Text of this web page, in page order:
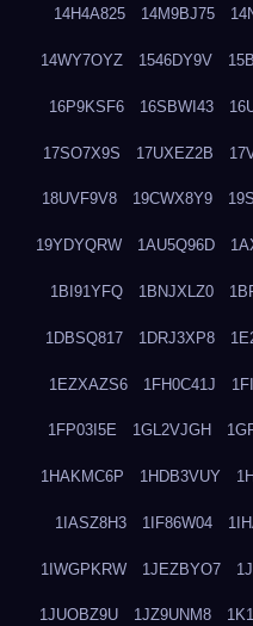
14H4A825 14M9BJ75
14WY7OYZ 1546DY9V
16P9KSF6 16SBWI43
17SO7X9S 17UXEZ2B
18UVF9V8 19CWX8Y9
19YDYQRW 1AU5Q96D
1BI91YFQ 1BNJXLZ0
1DBSQ817 1DRJ3XP8
1EZXAZS6 1FH0C41J
1FP03I5E 1GL2VJGH
1HAKMC6P 1HDB3VUY
1IASZ8H3 1IF86W04
1IWGPKRW 1JEZBYO7
1JUOBZ9U 1JZ9UNM8